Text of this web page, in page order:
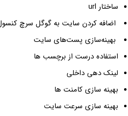
ساختار url
اضافه کردن سایت به گوگل سرچ کنسول
بهینه‌سازی پست‌های سایت
استفاده درست از برچسب ها
لینک دهی داخلی
بهینه سازی کامنت ها
بهینه سازی سرعت سایت